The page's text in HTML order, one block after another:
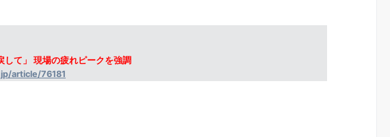
して」 現場の疲れピークを強調
article/76181